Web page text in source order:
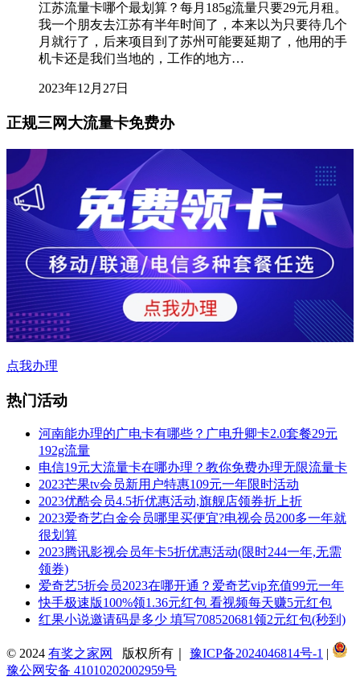
江苏流量卡哪个最划算？每月185g流量只要29元月租。
我一个朋友去江苏有半年时间了，本来以为只要待几个
月就行了，后来项目到了苏州可能要延期了，他用的手
机卡还是我们当地的，工作的地方…
2023年12月27日
正规三网大流量卡免费办
点我办理
热门活动
河南能办理的广电卡有哪些？广电升卿卡2.0套餐29元
192g流量
电信19元大流量卡在哪办理？教你免费办理无限流量卡
2023芒果tv会员新用户特惠109元一年限时活动
2023优酷会员4.5折优惠活动,旗舰店领券折上折
2023爱奇艺白金会员哪里买便宜?电视会员200多一年就
很划算
2023腾讯影视会员年卡5折优惠活动(限时244一年,无需
领券)
爱奇艺5折会员2023在哪开通？爱奇艺vip充值99元一年
快手极速版100%领1.36元红包 看视频每天赚5元红包
红果小说邀请码是多少 填写708520681领2元红包(秒到)
© 2024 有奖之家网 版权所有｜ 豫ICP备2024046814号-1 |
豫公网安备 41010202002959号